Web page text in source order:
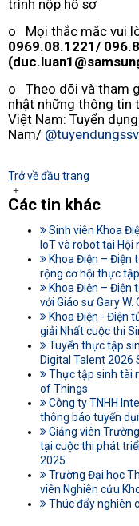
trình nộp hồ sơ
o Mọi thắc mắc vui
0969.08.1221/
(
o Theo dõi và tham
nhật những thông tin
Việt Nam: Tuyển
Nam/
Trở về đầu trang
Các tin khác
Sinh viên Khoa
IoT và robot tại Hội
Khoa Điện – Điện
rộng cơ hội thực
Khoa Điện – Điện
với Giáo sư Gary W.
Khoa Điện - Điện
giải Nhất cuộc thi
Tuyển thực tập
Digital Talent 2026
Thực tập sinh tài
of Things
Công ty TNHH
thông báo tuyển
Giảng viên
tại cuộc thi phát
2025
Trường Đại học
viên Nghiên cứu
Thúc đẩy nghiên